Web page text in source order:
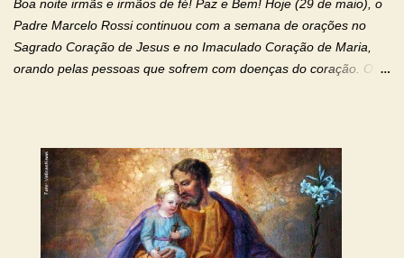
agradeço de coração ao Espíri...
Boa noite irmãs e irmãos de fé! Paz e Bem! Hoje (29 de maio), o
Padre Marcelo Rossi continuou com a semana de orações no
Sagrado Coração de Jesus e no Imaculado Coração de Maria,
orando pelas pessoas que sofrem com doenças do coração. O
esta abençoada semana de orações no programa de rádio
Momento de Fé, vamos juntos formar uma forte corrente de
orações com o Padre Marcelo. Não desista do milagre, da cura;
tenha fé, creia firmemente e ore incessantemente até que o
Kairós aconteça em sua vida. Fique no Amor Ágape de Jesus e